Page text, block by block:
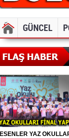
GÜNCEL
ESENLER YAZ